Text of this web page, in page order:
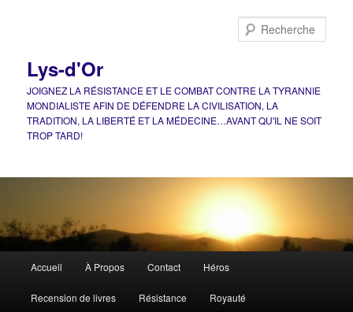
Lys-d'Or
JOIGNEZ LA RÉSISTANCE ET LE COMBAT CONTRE LA TYRANNIE
MONDIALISTE AFIN DE DÉFENDRE LA CIVILISATION, LA
TRADITION, LA LIBERTÉ ET LA MÉDECINE…AVANT QU'IL NE SOIT
TROP TARD!
principal
Accueil À Propos Contact Héros
Recension de livres Résistance Royauté